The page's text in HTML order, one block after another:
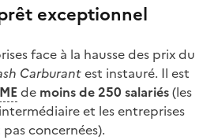
exceptionnel
face à la hausse des prix du
Carburantest instauré. Il est
de moins de 250 salariés(les
et les entreprises
concernées).